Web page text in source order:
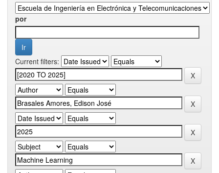
por
Current filters: